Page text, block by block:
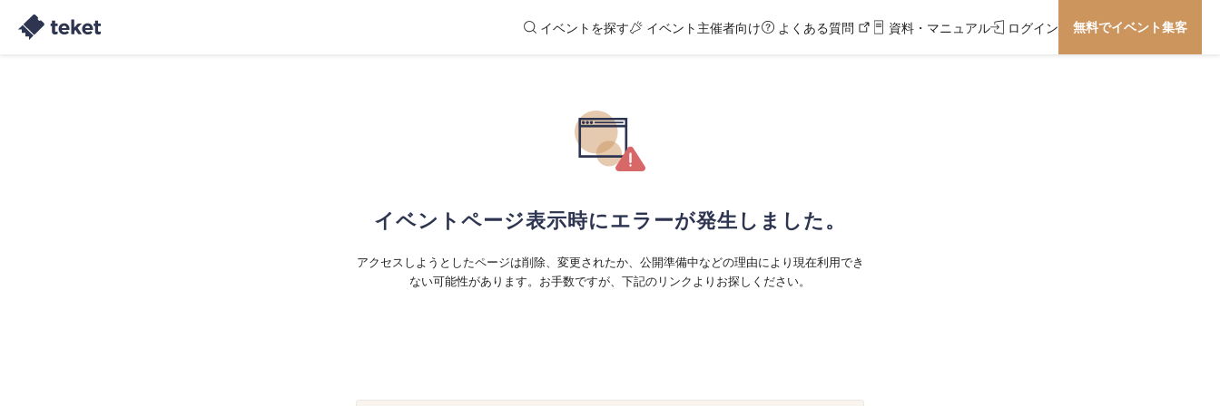
イベントを探す イベント主催者向け よくある質問 資料・マニュアル ログイン 無料でイベント集客
イベントページ表示時にエラーが発生しました。
アクセスしようとしたページは削除、変更されたか、公開準備中などの理由により現在利用でき
ない可能性があります。お手数ですが、下記のリンクよりお探しください。